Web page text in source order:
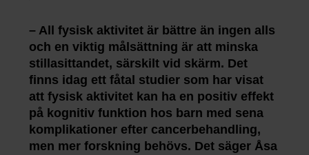
– All fysisk aktivitet är bättre än ingen alls
och en viktig målsättning är att minska
stillasittandet, särskilt vid skärm. Det
finns idag ett fåtal studier som har visat
att fysisk aktivitet kan ha en positiv effekt
på kognitiv funktion hos barn med sena
komplikationer efter cancerbehandling,
men mer forskning behövs. Det säger Åsa